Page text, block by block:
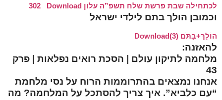
לכתחילה שבת פרשת שלח תשפ”ה עלון 302 Download
וכמובן הולך בתם לילדי ישראל
הוֹלֵךְ+בַּתֹּם (3) Download
להאזנה:
מלחמה לתיקון עולם | הסכת רואים נפלאות | פרק
43
אנחנו נמצאים בהתרוממות הרוח על נסי מלחמת
“עם כלביא”. איך צריך להסתכל על המלחמה? מה